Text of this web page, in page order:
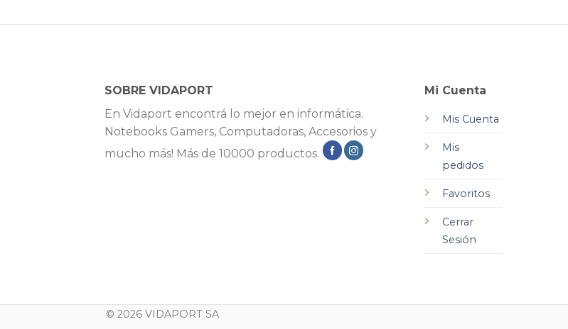
SOBRE VIDAPORT
En Vidaport encontrá lo mejor en informática.
Notebooks Gamers, Computadoras, Accesorios y
mucho más! Más de 10000 productos.
Mi Cuenta
Mis Cuenta
Mis
pedidos
Favoritos
Cerrar
Sesión
© 2026 VIDAPORT SA